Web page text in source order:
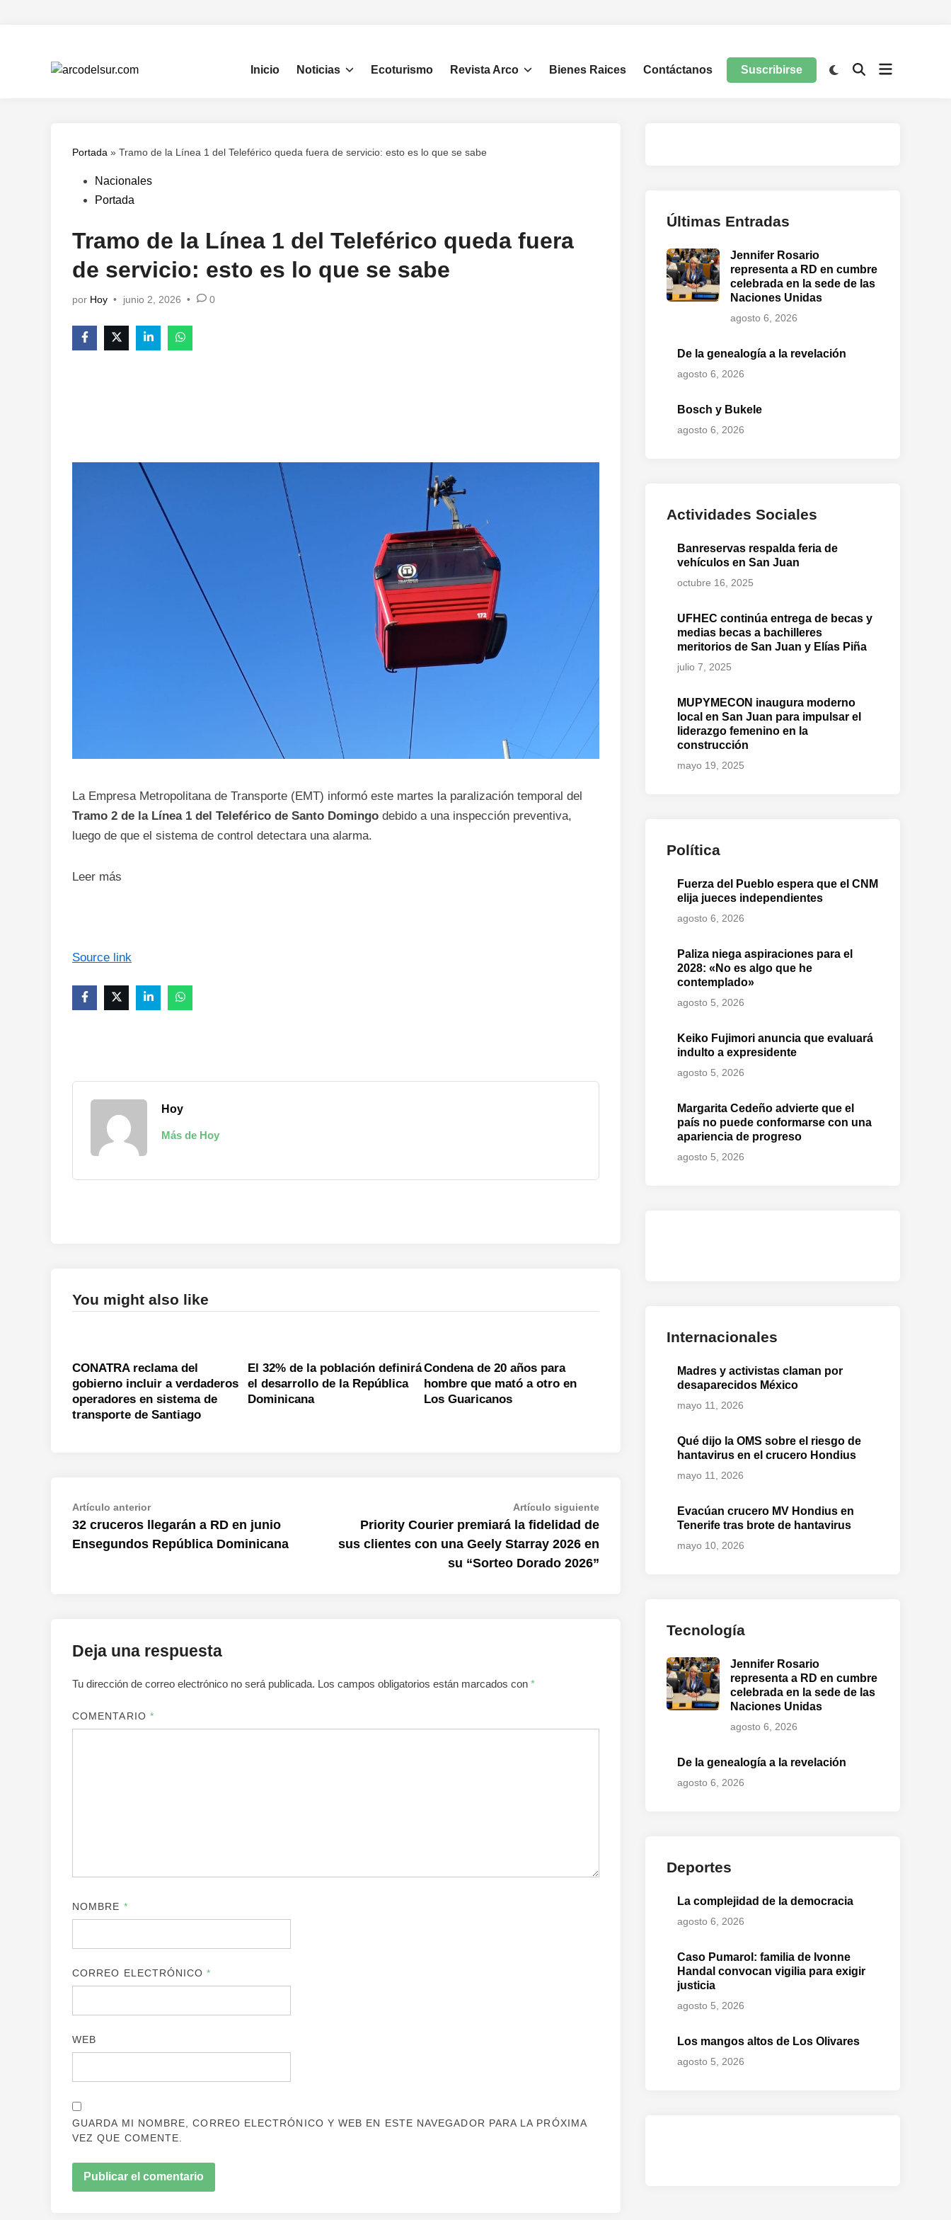
Inicio Noticias Ecoturismo Revista Arco Bienes Raices Contáctanos Suscribirse
Portada » Tramo de la Línea 1 del Teleférico queda fuera de servicio: esto es lo que se sabe
Publicado
en
Nacionales
Portada
Tramo de la Línea 1 del Teleférico queda fuera
de servicio: esto es lo que se sabe
por Hoy • junio 2, 2026 • 0
La Empresa Metropolitana de Transporte (EMT) informó este martes la paralización temporal del
Tramo 2 de la Línea 1 del Teleférico de Santo Domingo debido a una inspección preventiva,
luego de que el sistema de control detectara una alarma.
Leer más
Source link
Hoy
Más de Hoy
You might also like
CONATRA reclama del
gobierno incluir a verdaderos
operadores en sistema de
transporte de Santiago
El 32% de la población definirá
el desarrollo de la República
Dominicana
Condena de 20 años para
hombre que mató a otro en
Los Guaricanos
Navegación
de
entradas
Artículo anteriorArtículo
anterior:
32 cruceros llegarán a RD en junio
Ensegundos República Dominicana
Artículo siguienteArtículo
siguiente:
Priority Courier premiará la fidelidad de
sus clientes con una Geely Starray 2026 en
su “Sorteo Dorado 2026”
Deja una respuesta
Tu dirección de correo electrónico no será publicada. Los campos obligatorios están marcados con *
COMENTARIO *
NOMBRE *
CORREO ELECTRÓNICO*
WEB
GUARDA MI NOMBRE, CORREO ELECTRÓNICO Y WEB EN ESTE NAVEGADOR PARA LA PRÓXIMA
VEZ QUE COMENTE.
Últimas Entradas
Jennifer Rosario
representa a RD en cumbre
celebrada en la sede de las
Naciones Unidas
agosto 6, 2026
De la genealogía a la revelación
agosto 6, 2026
Bosch y Bukele
agosto 6, 2026
Actividades Sociales
Banreservas respalda feria de
vehículos en San Juan
octubre 16, 2025
UFHEC continúa entrega de becas y
medias becas a bachilleres
meritorios de San Juan y Elías Piña
julio 7, 2025
MUPYMECON inaugura moderno
local en San Juan para impulsar el
liderazgo femenino en la
construcción
mayo 19, 2025
Política
Fuerza del Pueblo espera que el CNM
elija jueces independientes
agosto 6, 2026
Paliza niega aspiraciones para el
2028: «No es algo que he
contemplado»
agosto 5, 2026
Keiko Fujimori anuncia que evaluará
indulto a expresidente
agosto 5, 2026
Margarita Cedeño advierte que el
país no puede conformarse con una
apariencia de progreso
agosto 5, 2026
Internacionales
Madres y activistas claman por
desaparecidos México
mayo 11, 2026
Qué dijo la OMS sobre el riesgo de
hantavirus en el crucero Hondius
mayo 11, 2026
Evacúan crucero MV Hondius en
Tenerife tras brote de hantavirus
mayo 10, 2026
Tecnología
Jennifer Rosario
representa a RD en cumbre
celebrada en la sede de las
Naciones Unidas
agosto 6, 2026
De la genealogía a la revelación
agosto 6, 2026
Deportes
La complejidad de la democracia
agosto 6, 2026
Caso Pumarol: familia de Ivonne
Handal convocan vigilia para exigir
justicia
agosto 5, 2026
Los mangos altos de Los Olivares
agosto 5, 2026